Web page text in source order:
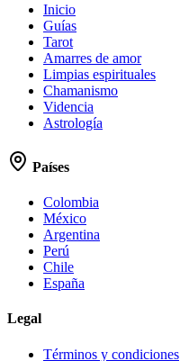
Inicio
Guías
Tarot
Amarres de amor
Limpias espirituales
Chamanismo
Videncia
Astrología
Países
Colombia
México
Argentina
Perú
Chile
España
Legal
Términos y condiciones